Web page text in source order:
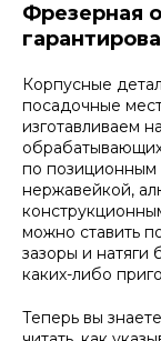
Фрезерная
Корпусные
посадочные
изготавливаем
по позиционным
нержавейкой,
можно ставить
зазоры и натяги
каких-либо
Теперь вы